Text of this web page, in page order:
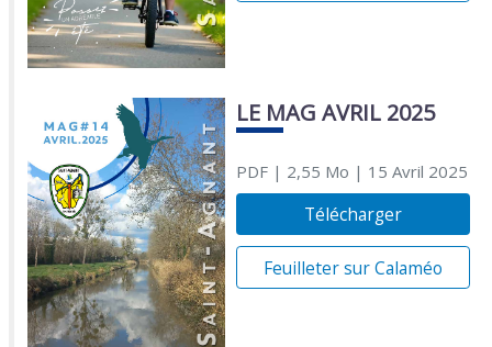
LE MAG AVRIL 2025
PDF| 2,55 Mo | 15 Avril 2025
Télécharger
Feuilleter sur Calaméo